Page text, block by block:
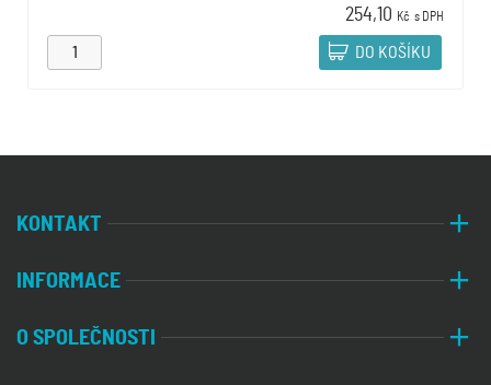
254,10 Kč s DPH
DO KOŠÍKU
KONTAKT
INFORMACE
O SPOLEČNOSTI